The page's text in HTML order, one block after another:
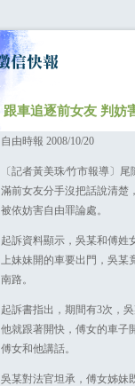
跟車追逐前女友 判妨
自由時報 2008/10/20
〔記者黃美珠∕竹市報導〕
滿前女友分手沒把話說清楚
被依妨害自由罪論處。
起訴資料顯示，吳某和傅姓
上妹妹開的車要出門，吳某
南路。
起訴書指出，期間有3次，
他就跟著開快，傅女的車子
傅女和他講話。
吳某對法官坦承，傅女姊妹